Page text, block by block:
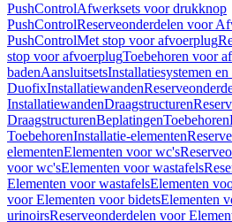
PushControlAfwerksets voor drukknop
PushControlReserveonderdelen voor
PushControlMet stop voor afvoerplug
stop voor afvoerplugToebehoren voor
badenAansluitsetsInstallatiesystemen en
DuofixInstallatiewanden
InstallatiewandenDraagstructuren
DraagstructurenBeplatingenToebehoren
ToebehorenInstallatie-elementen
elementenElementen voor wc's
voor wc'sElementen voor wastafels
Elementen voor wastafelsElementen
voor Elementen voor bidetsElementen
urinoirsReserveonderdelen voor